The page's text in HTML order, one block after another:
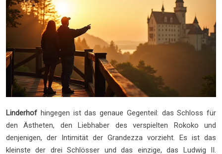
Linderhof hingegen ist das genaue Gegenteil: das Schloss für
den Ästheten, den Liebhaber des verspielten Rokoko und
denjenigen, der Intimität der Grandezza vorzieht. Es ist das
kleinste der drei Schlösser und das einzige, das Ludwig II.